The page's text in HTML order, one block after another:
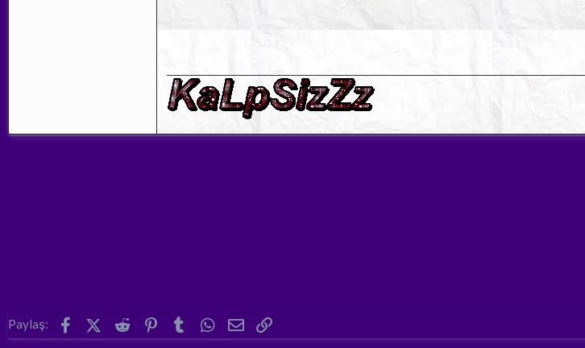
Paylaş: FacebookX (Twitter)
Reddit Pinterest
Tumblr WhatsApp
E-posta